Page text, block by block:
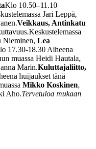
Klo 10.50–11.10
Jari Leppä,
Veikkaus, Antinkatu
Keskustelemassa
Nieminen, Lea
17.30-18.30 Aiheena
muassa Heidi Hautala,
Marin.Kuluttajaliitto,
huijaukset tänä
Mikko Koskinen,
Aho.Tervetuloa mukaan